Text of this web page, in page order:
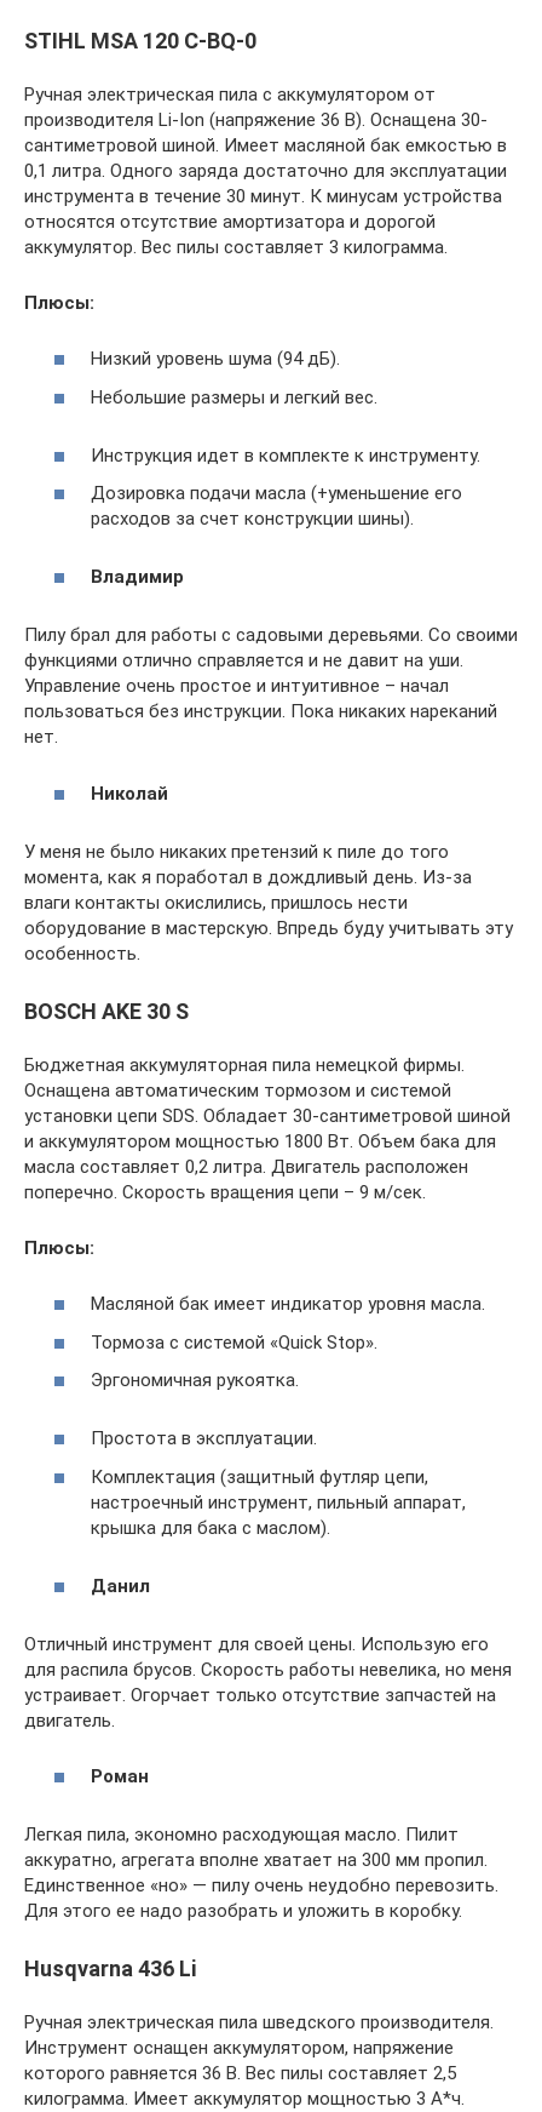
STIHL MSA 120 C-BQ-0
Ручная электрическая пила с аккумулятором от
производителя Li-Ion (напряжение 36 В). Оснащена 30-
сантиметровой шиной. Имеет масляной бак емкостью в
0,1 литра. Одного заряда достаточно для эксплуатации
инструмента в течение 30 минут. К минусам устройства
относятся отсутствие амортизатора и дорогой
аккумулятор. Вес пилы составляет 3 килограмма.
Плюсы:
Низкий уровень шума (94 дБ).
Небольшие размеры и легкий вес.
Инструкция идет в комплекте к инструменту.
Дозировка подачи масла (+уменьшение его
расходов за счет конструкции шины).
Владимир
Пилу брал для работы с садовыми деревьями. Со своими
функциями отлично справляется и не давит на уши.
Управление очень простое и интуитивное – начал
пользоваться без инструкции. Пока никаких нареканий
нет.
Николай
У меня не было никаких претензий к пиле до того
момента, как я поработал в дождливый день. Из-за
влаги контакты окислились, пришлось нести
оборудование в мастерскую. Впредь буду учитывать эту
особенность.
BOSCH AKE 30 S
Бюджетная аккумуляторная пила немецкой фирмы.
Оснащена автоматическим тормозом и системой
установки цепи SDS. Обладает 30-сантиметровой шиной
и аккумулятором мощностью 1800 Вт. Объем бака для
масла составляет 0,2 литра. Двигатель расположен
поперечно. Скорость вращения цепи – 9 м/сек.
Плюсы:
Масляной бак имеет индикатор уровня масла.
Тормоза с системой «Quick Stop».
Эргономичная рукоятка.
Простота в эксплуатации.
Комплектация (защитный футляр цепи,
настроечный инструмент, пильный аппарат,
крышка для бака с маслом).
Данил
Отличный инструмент для своей цены. Использую его
для распила брусов. Скорость работы невелика, но меня
устраивает. Огорчает только отсутствие запчастей на
двигатель.
Роман
Легкая пила, экономно расходующая масло. Пилит
аккуратно, агрегата вполне хватает на 300 мм пропил.
Единственное «но» — пилу очень неудобно перевозить.
Для этого ее надо разобрать и уложить в коробку.
Husqvarna 436 Li
Ручная электрическая пила шведского производителя.
Инструмент оснащен аккумулятором, напряжение
которого равняется 36 В. Вес пилы составляет 2,5
килограмма. Имеет аккумулятор мощностью 3 А*ч.